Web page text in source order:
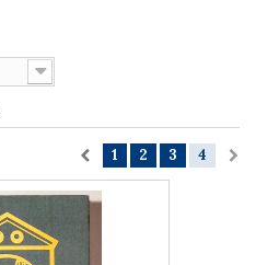
1 2 3 4